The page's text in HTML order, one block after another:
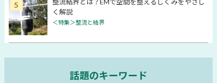
整流結界とは？EMで空間を整えるしくみをやさし
く解説
＜特集＞整流と結界
話題のキーワード